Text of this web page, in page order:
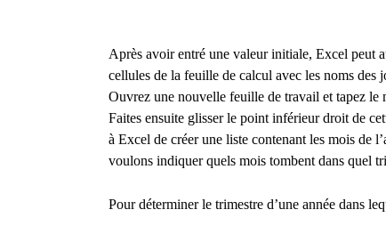
Après avoir entré une valeur initiale, Excel peut
cellules de la feuille de calcul avec les noms des
Ouvrez une nouvelle feuille de travail et tapez le
Faites ensuite glisser le point inférieur droit de
à Excel de créer une liste contenant les mois de
voulons indiquer quels mois tombent dans quel
Pour déterminer le trimestre d’une année dans